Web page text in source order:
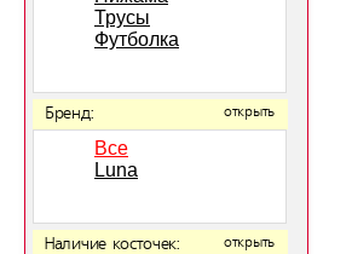
Трусы
Футболка
Бренд: открыть
Все
Luna
Наличие косточек: открыть